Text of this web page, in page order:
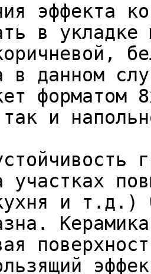
эффекта
в
в данном
форматом
и
участках
и т.д.)